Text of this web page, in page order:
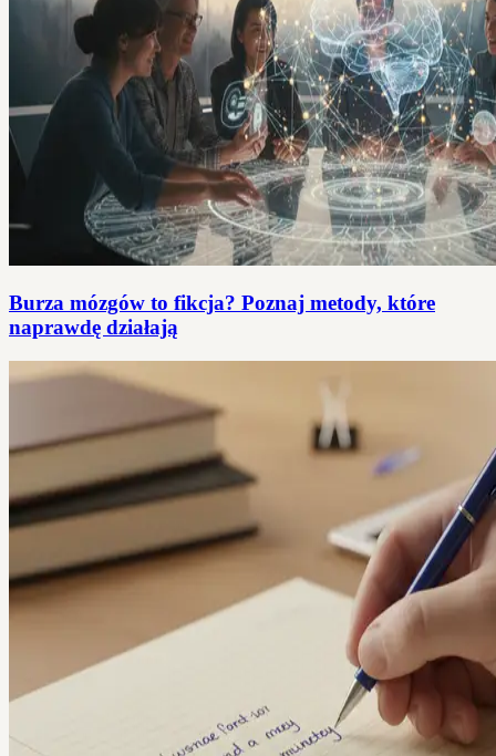
Burza mózgów to fikcja? Poznaj metody, które
naprawdę działają